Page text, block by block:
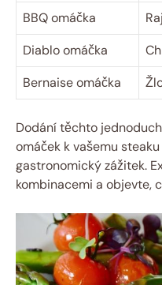
BBQ omáčka
Diablo omáčka
Bernaise omáčka
Dodání těchto
omáček k vašemu
gastronomický zážitek.
kombinacemi a objevte,